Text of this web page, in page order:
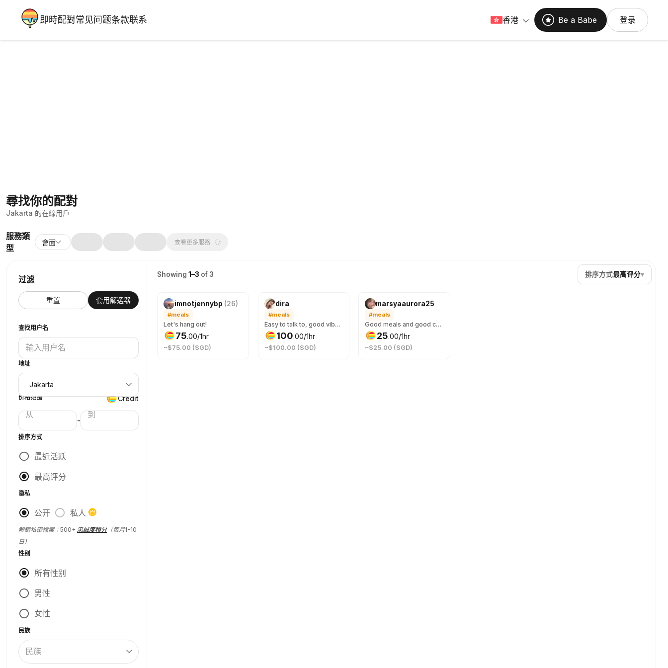
即時配對常见问题条款联系 香港 Be a Babe 登录
尋找你的配對
Jakarta 的在線用戶
服務類
型
會面 查看更多服務
过滤
重置 套用篩選器
查找用户名
地址
价格范围 Credit
-
排序方式
最近活跃
最高评分
隐私
公开 私人
解鎖私密檔案：500+ 忠誠度積分（每月1-10
日）
性别
所有性别
男性
女性
民族
Showing1–3 of 3 排序方式最高评分▾
imnotjennybp (26)
#meals
Let's hang out!
75.00/1hr
~$75.00 (SGD)
dira
#meals
Easy to talk to, good vibes, and can match your energy — whether you want a relaxed hangout, someone to listen, or just enjoy a nice time together 🥂 Let’s make your day a little less boring and a lot more enjoyable 💋
100.00/1hr
~$100.00 (SGD)
marsyaaurora25
#meals
Good meals and good companionship are the best👌🏻☺️
25.00/1hr
~$25.00 (SGD)